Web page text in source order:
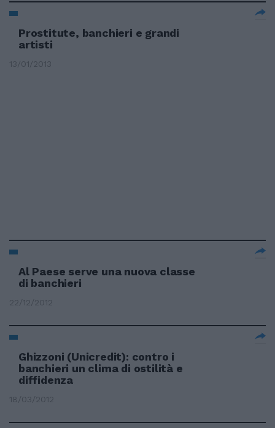
Prostitute, banchieri e grandi
artisti
13/01/2013
Al Paese serve una nuova classe
di banchieri
22/12/2012
Ghizzoni (Unicredit): contro i
banchieri un clima di ostilità e
diffidenza
18/03/2012